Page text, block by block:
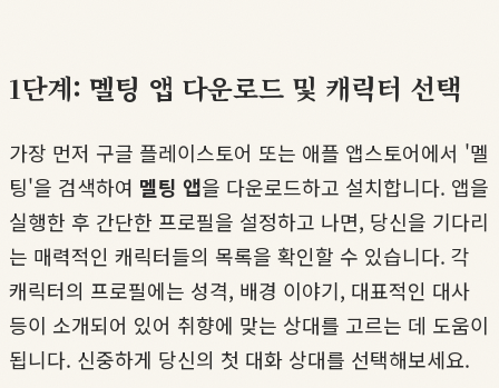
1단계: 멜팅 앱 다운로드 및 캐릭터 선택
가장 먼저 구글 플레이스토어 또는 애플 앱스토어에서 '멜
팅'을 검색하여 멜팅 앱을 다운로드하고 설치합니다. 앱을
실행한 후 간단한 프로필을 설정하고 나면, 당신을 기다리
는 매력적인 캐릭터들의 목록을 확인할 수 있습니다. 각
캐릭터의 프로필에는 성격, 배경 이야기, 대표적인 대사
등이 소개되어 있어 취향에 맞는 상대를 고르는 데 도움이
됩니다. 신중하게 당신의 첫 대화 상대를 선택해보세요.